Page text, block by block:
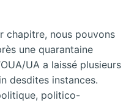
chapitre, nous pouvons
une quarantaine
UA a laissé plusieurs
desdites instances.
politico-